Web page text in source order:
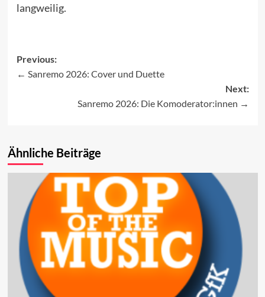
langweilig.
Post
navigation
Previous:
Sanremo 2026: Cover und Duette
Next:
Sanremo 2026: Die Komoderator:innen
Ähnliche Beiträge